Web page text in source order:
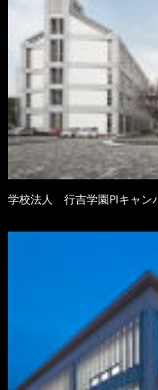
学校法人 行吉学園PIキャン